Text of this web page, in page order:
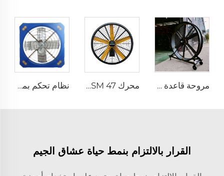
مروحة قاعدة بتحكم عن بعد عبر الهاتف المحمول بجهد 220 فولت، قطر 80 بوصة، قابلة للحركة، هادئة، ارتفاع 2000 ملم، مصنوعة من الألمنيوم، مناسبة للاستخدام في المنزل محرك PMSM 47'' جودة عالية يُباع بشكل ساخن مروحة صناعية مثبتة على الحائط بمرحلة واحدة 50 هرتز لمخازن نظام تحكم بمراوح تهوية لتبريد الماشية في مزارع الدواجن ومروحة استخراج بلاستيكية
القرار بالالتزام بنمط حياة عشاق الجيم